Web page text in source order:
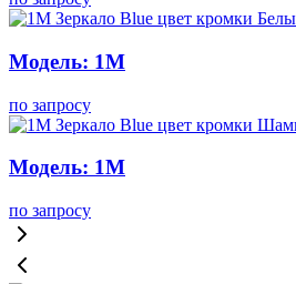
Модель: 1M
по запросу
Модель: 1M
по запросу